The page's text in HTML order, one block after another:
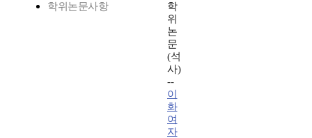
학위논문사항
학
위
논
문
(석
사)
--
이
화
여
자